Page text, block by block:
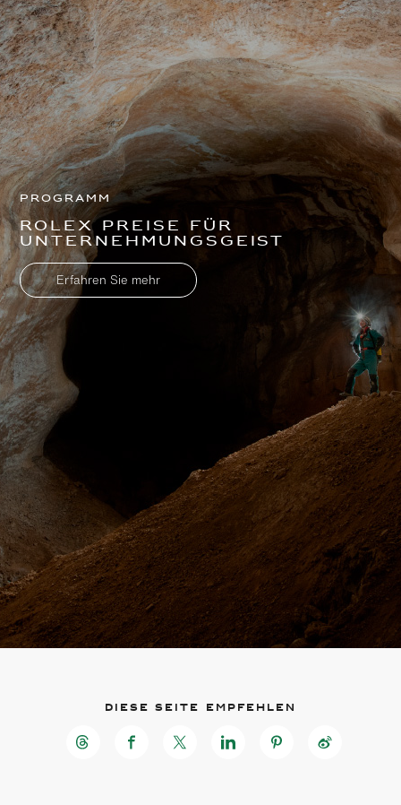
Zu
Hauptinhalt
wechseln
Zu
Footer
wechseln
Programm
Rolex Preise für
Unternehmungsgeist
Erfahren Sie mehr
Diese Seite empfehlen